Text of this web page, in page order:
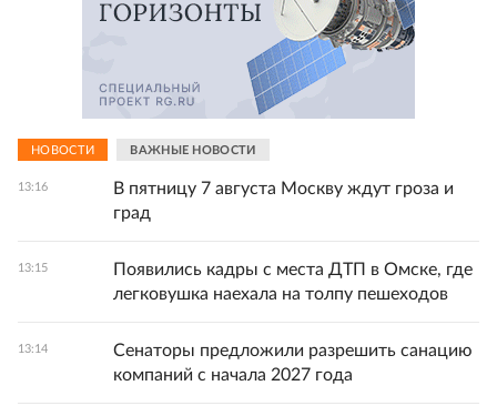
НОВОСТИ ВАЖНЫЕ НОВОСТИ
13:16
В пятницу 7 августа Москву ждут гроза и
град
13:15
Появились кадры с места ДТП в Омске, где
легковушка наехала на толпу пешеходов
13:14
Сенаторы предложили разрешить санацию
компаний с начала 2027 года